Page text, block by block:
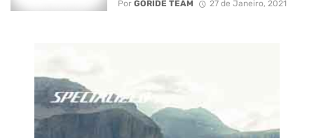
Por GORIDE TEAM 27 de Janeiro, 2021